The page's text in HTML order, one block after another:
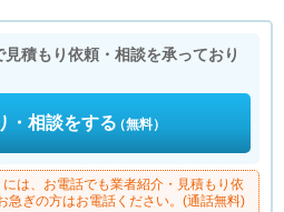
積もり依頼・相談を承っており
・相談をする（無料）
は、お電話でも業者紹介・見積もり依
急ぎの方はお電話ください。(通話無料)